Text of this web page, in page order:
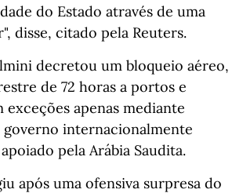
do Estado através de uma
disse, citado pela Reuters.
decretou um bloqueio aéreo,
de 72 horas a portos e
exceções apenas mediante
internacionalmente
pela Arábia Saudita.
após uma ofensiva surpresa do